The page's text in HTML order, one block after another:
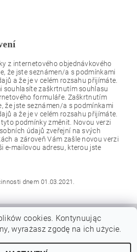
z internetového objednávkového
že jste seznámen/a s podmínkami
a že je v celém rozsahu přijímáte.
souhlasíte zaškrtnutím souhlasu
formuláře. Zaškrtnutím
že jste seznámen/a s podmínkami
a že je v celém rozsahu přijímáte.
podmínky změnit. Novou verzi
údajů zveřejní na svých
a zároveň Vám zašle novou verzi
e-mailovou adresu, kterou jste
dnem 01.03.2021.
PODMÍNKY | DOPRAVY A PLATBY |
ochrany osobních údajů
cookies. Kontynuując
wyrażasz zgodę na ich użycie.